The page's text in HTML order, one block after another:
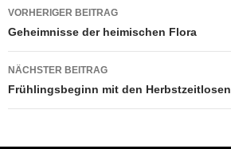
Beitragsnavigation
VORHERIGER BEITRAG
Geheimnisse der heimischen Flora
NÄCHSTER BEITRAG
Frühlingsbeginn mit den Herbstzeitlosen